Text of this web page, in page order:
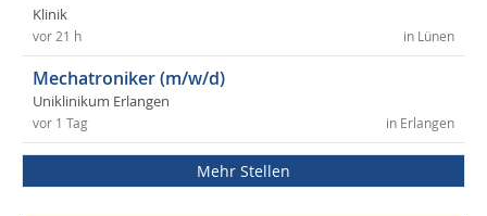
Klinik
in Lünen
vor 21 h
Mechatroniker (m/w/d)
Uniklinikum Erlangen
in Erlangen
vor 1 Tag
Mehr Stellen